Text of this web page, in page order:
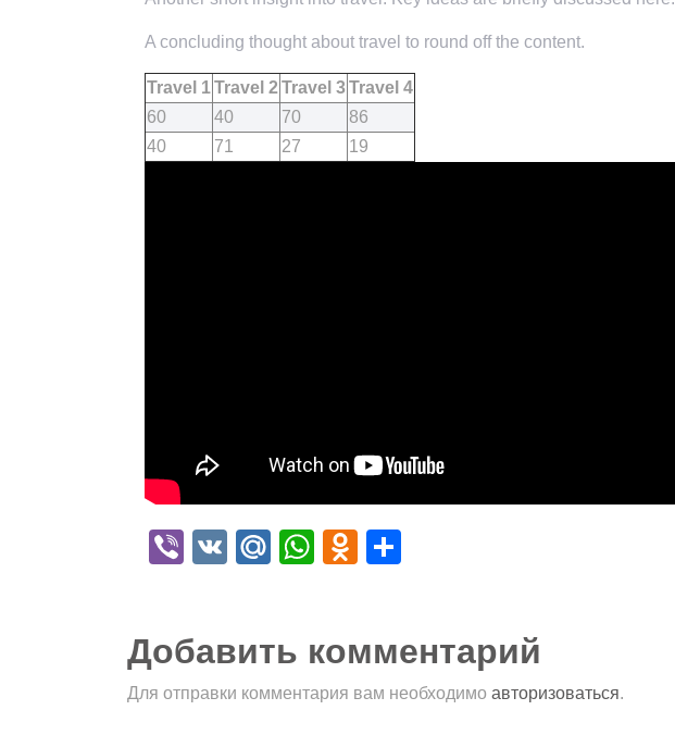
A concluding thought about travel to round off the content.
Travel 1Travel 2 Travel 3Travel 4
60
40 70
86
40
71 27 19
Viber
VK Mail.Ru
WhatsApp
Odnoklassniki
Добавить комментарий
Для отправки комментария вам необходимо авторизоваться.